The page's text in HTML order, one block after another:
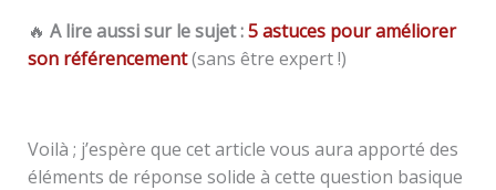
🔥 A lire aussi sur le sujet :5 astuces pour améliorer
son référencement(sans être expert !)
Voilà ; j’espère que cet article vous aura apporté des
éléments de réponse solide à cette question basique